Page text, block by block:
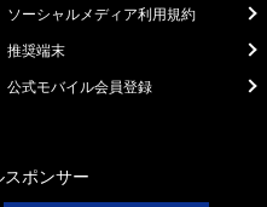
ソーシャルメディア利用規約
推奨端末
公式モバイル会員登録
ポンサー